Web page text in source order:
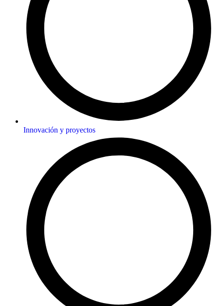
Innovación y proyectos